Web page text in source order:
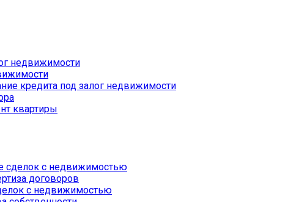
недвижимости
кредита под залог недвижимости
квартиры
сделок с недвижимостью
договоров
с недвижимостью